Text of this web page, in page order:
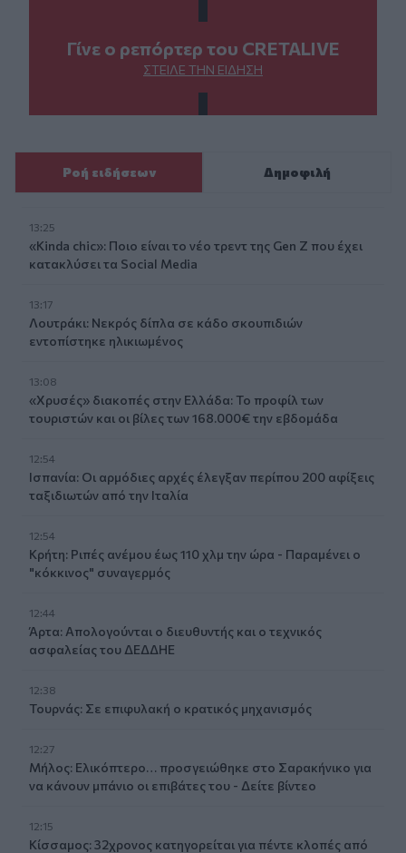
Γίνε ο ρεπόρτερ του CRETALIVE
ΣΤΕΊΛΕ ΤΗΝ ΕΊΔΗΣΗ
Ροή ειδήσεων Δημοφιλή
13:25
«Kinda chic»: Ποιο είναι το νέο τρεντ της Gen Z που έχει
κατακλύσει τα Social Media
13:17
Λουτράκι: Νεκρός δίπλα σε κάδο σκουπιδιών
εντοπίστηκε ηλικιωμένος
13:08
«Χρυσές» διακοπές στην Ελλάδα: Το προφίλ των
τουριστών και οι βίλες των 168.000€ την εβδομάδα
12:54
Ισπανία: Οι αρμόδιες αρχές έλεγξαν περίπου 200 αφίξεις
ταξιδιωτών από την Ιταλία
12:54
Κρήτη: Ριπές ανέμου έως 110 χλμ την ώρα - Παραμένει ο
"κόκκινος" συναγερμός
12:44
Άρτα: Απολογούνται ο διευθυντής και ο τεχνικός
ασφαλείας του ΔΕΔΔΗΕ
12:38
Τουρνάς: Σε επιφυλακή ο κρατικός μηχανισμός
12:27
Μήλος: Ελικόπτερο… προσγειώθηκε στο Σαρακήνικο για
να κάνουν μπάνιο οι επιβάτες του - Δείτε βίντεο
12:15
Κίσσαμος: 32χρονος κατηγορείται για πέντε κλοπές από